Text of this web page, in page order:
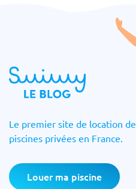
Le premier site de location de
piscines privées en France.
Louer ma piscine